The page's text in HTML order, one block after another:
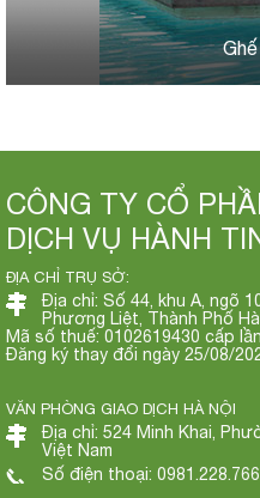
CÔNG TY CỔ
DỊCH VỤ HÀNH
ĐỊA CHỈ TRỤ SỞ:
Địa chỉ: Số 44, khu A, ngõ
Phương Liệt, Thành Phố
Mã số thuế: 0102619430 cấp
Đăng ký thay đổi ngày 25/08/
VĂN PHÒNG GIAO DỊCH HÀ NỘI
Địa chỉ: 524 Minh Khai,
Việt Nam
Số điện thoại: 0981.228.766